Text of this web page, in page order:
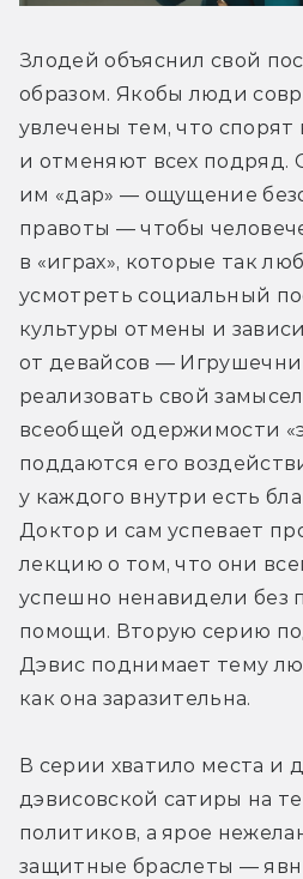
Злодей объяснил свой
образом. Якобы люди
увлечены тем, что спорят
и отменяют всех подряд.
им «дар» — ощущение
правоты — чтобы
в «играх», которые так
усмотреть социальный
культуры отмены и
от девайсов —
реализовать свой
всеобщей одержимости
поддаются его
у каждого внутри есть
Доктор и сам успевает
лекцию о том, что они
успешно ненавидели без
помощи. Вторую серию
Дэвис поднимает тему
как она заразительна.
В серии хватило места и
дэвисовской сатиры на
политиков, а ярое
защитные браслеты —